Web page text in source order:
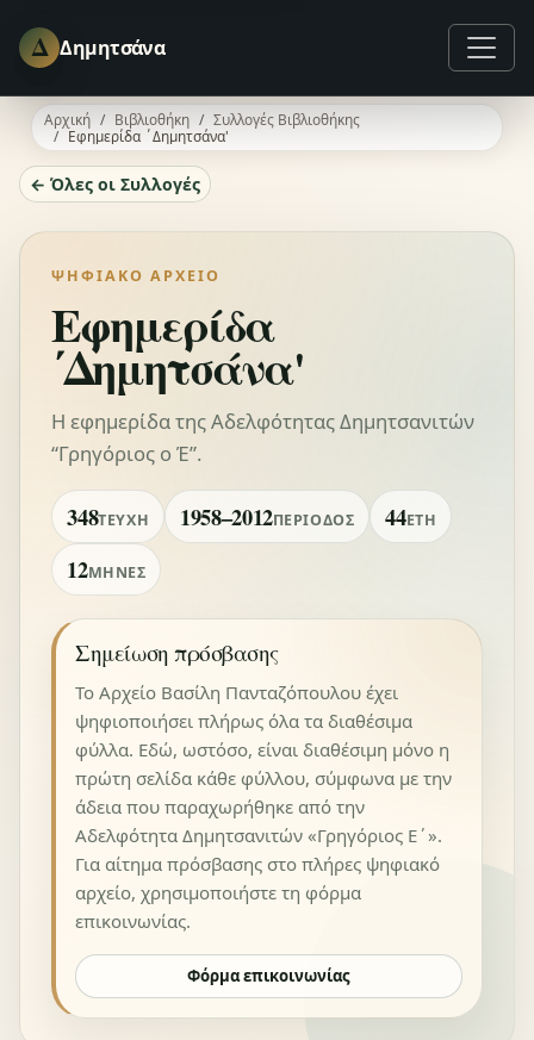
Δ Δημητσάνα
Αρχική Βιβλιοθήκη
Συλλογές Βιβλιοθήκης
Εφημερίδα ΄Δημητσάνα'
← Όλες οι Συλλογές
ΨΗΦΙΑΚΌ ΑΡΧΕΊΟ
Εφημερίδα
΄Δημητσάνα'
Η εφημερίδα της Αδελφότητας Δημητσανιτών
“Γρηγόριος ο Έ”.
348ΤΕΎΧΗ 1958–2012ΠΕΡΊΟΔΟΣ 44ΈΤΗ
12ΜΉΝΕΣ
Σημείωση πρόσβασης
Το Αρχείο Βασίλη Πανταζόπουλου έχει
ψηφιοποιήσει πλήρως όλα τα διαθέσιμα
φύλλα. Εδώ, ωστόσο, είναι διαθέσιμη μόνο η
πρώτη σελίδα κάθε φύλλου, σύμφωνα με την
άδεια που παραχωρήθηκε από την
Αδελφότητα Δημητσανιτών «Γρηγόριος Ε΄».
Για αίτημα πρόσβασης στο πλήρες ψηφιακό
αρχείο, χρησιμοποιήστε τη φόρμα
επικοινωνίας.
Φόρμα επικοινωνίας